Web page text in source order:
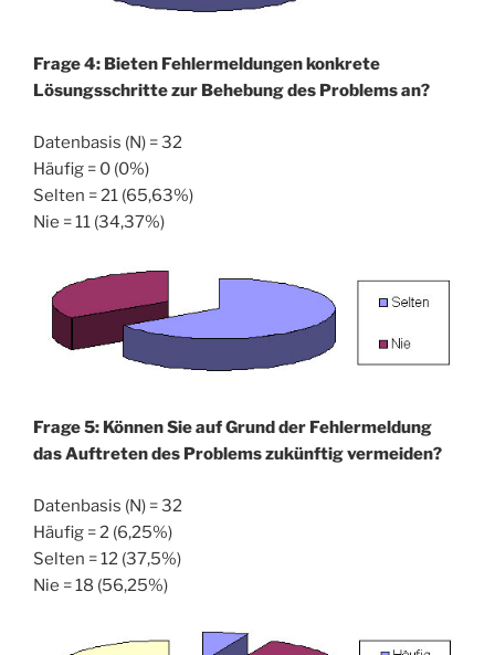
Frage 4: Bieten Fehlermeldungen konkrete
Lösungsschritte zur Behebung des Problems an?
Datenbasis (N) = 32
Häufig = 0 (0%)
Selten = 21 (65,63%)
Nie = 11 (34,37%)
Frage 5: Können Sie auf Grund der Fehlermeldung
das Auftreten des Problems zukünftig vermeiden?
Datenbasis (N) = 32
Häufig = 2 (6,25%)
Selten = 12 (37,5%)
Nie = 18 (56,25%)